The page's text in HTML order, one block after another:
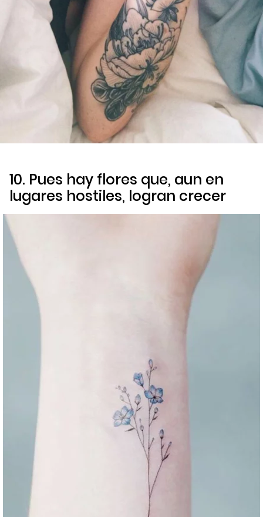
10. Pues hay flores que, aun en
lugares hostiles, logran crecer